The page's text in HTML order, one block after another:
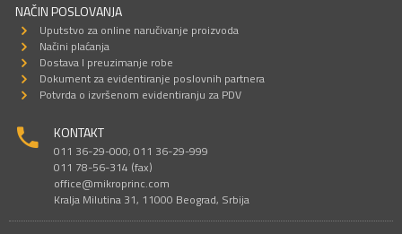
NAČIN POSLOVANJA
Uputstvo za online naručivanje proizvoda
Načini plaćanja
Dostava I preuzimanje robe
Dokument za evidentiranje poslovnih partnera
Potvrda o izvršenom evidentiranju za PDV
KONTAKT
011 36-29-000; 011 36-29-999
011 78-56-314 (fax)
office@mikroprinc.com
Kralja Milutina 31, 11000 Beograd, Srbija